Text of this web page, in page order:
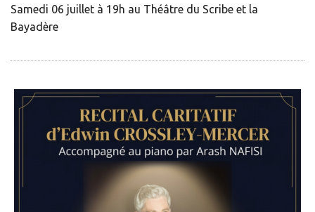
Samedi 06 juillet à 19h au Théâtre du Scribe et la
Bayadère